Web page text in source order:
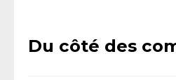
Du côté des